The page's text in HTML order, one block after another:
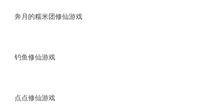
4、boss之家增加跟随功能
奔月的糯米团修仙游戏
钓鱼修仙游戏
点点修仙游戏